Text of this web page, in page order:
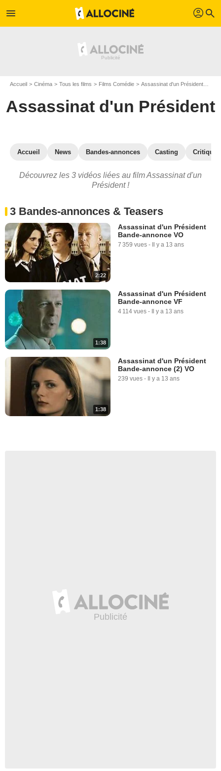
menu profil search
Accueil Cinéma Tous les films Films Comédie Assassinat d'un Président
Assassinat d'un Président
Accueil News Bandes-annonces Casting
Découvrez les 3 vidéos liées au film Assassinat d'un
Président !
3 Bandes-annonces & Teasers
2:22
Assassinat d'un Président
Bande-annonce VO
7 359 vues - Il y a 13 ans
1:38
Assassinat d'un Président
Bande-annonce VF
4 114 vues - Il y a 13 ans
1:38
Assassinat d'un Président
Bande-annonce (2) VO
239 vues - Il y a 13 ans